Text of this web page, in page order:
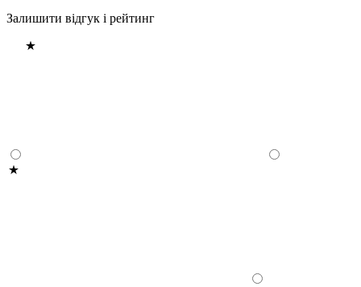
Залишити відгук і рейтинг